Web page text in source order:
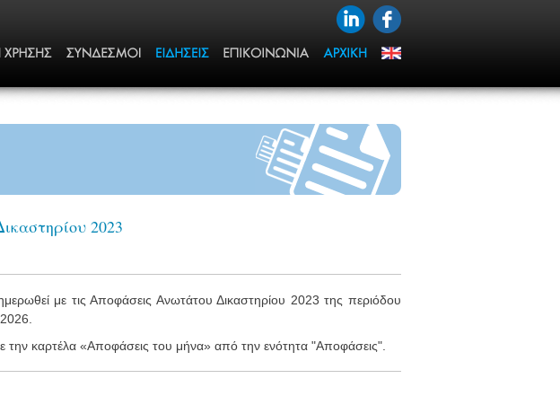
2023
με τις Αποφάσεις Ανωτάτου Δικαστηρίου 2023 της περιόδου
την καρτέλα «Αποφάσεις του μήνα» από την ενότητα "Αποφάσεις".